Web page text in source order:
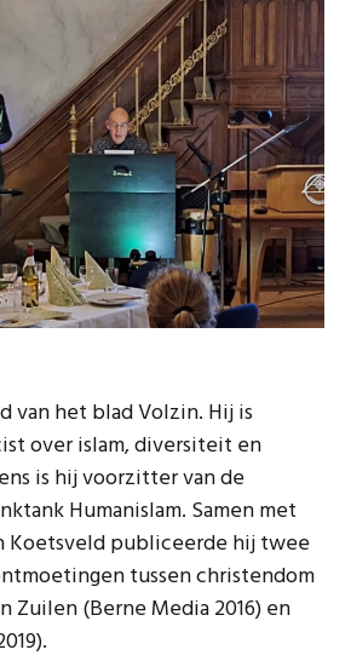
van het blad Volzin. Hij is
over islam, diversiteit en
is hij voorzitter van de
Humanislam. Samen met
Koetsveld publiceerde hij twee
tussen christendom
Zuilen (Berne Media 2016) en